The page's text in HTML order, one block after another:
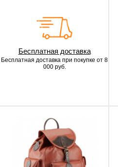
Бесплатная доставка
Бесплатная доставка при покупке от 8
000 руб.